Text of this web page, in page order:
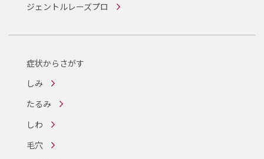
ジェントルレーズプロ
症状からさがす
しみ
たるみ
しわ
毛穴